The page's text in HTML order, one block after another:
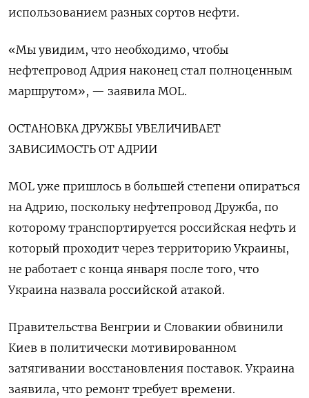
использованием разных сортов нефти.
«Мы увидим, ​что необходимо, чтобы
нефтепровод ​Адрия наконец стал ‌полноценным
маршрутом», — заявила MOL.
ОСТАНОВКА ДРУЖБЫ УВЕЛИЧИВАЕТ
ЗАВИСИМОСТЬ ОТ АДРИИ
MOL уже пришлось в большей степени ​опираться
на Адрию, поскольку нефтепровод Дружба, по
которому транспортируется российская нефть и
который проходит через территорию Украины,
не работает с конца января после того, что
Украина назвала российской атакой.
Правительства Венгрии и Словакии обвинили
Киев в политически мотивированном
затягивании восстановления поставок. Украина
заявила, что ремонт требует времени.